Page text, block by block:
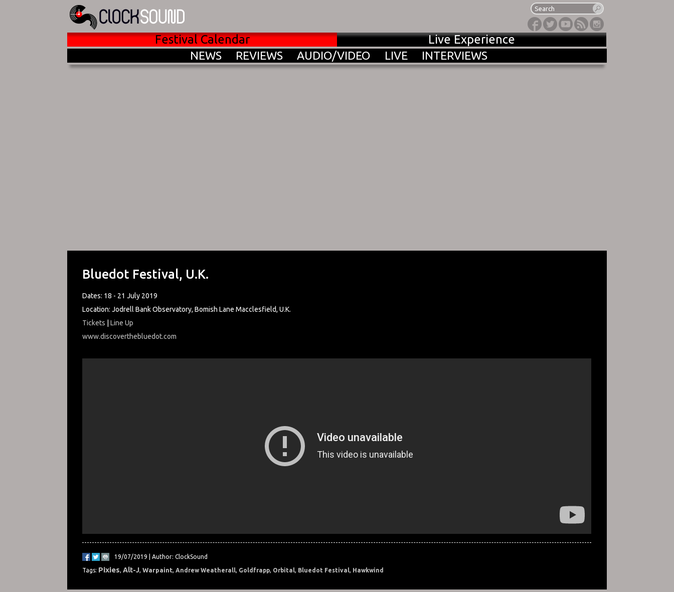
Festival Calendar Live Experience
NEWS REVIEWS AUDIO/VIDEO LIVE INTERVIEWS
Bluedot Festival, U.K.
Dates: 18 - 21 July 2019
Location: Jodrell Bank Observatory, Bomish Lane Macclesfield, U.K.
Tickets |Line Up
www.discoverthebluedot.com
19/07/2019 | Author: ClockSound
Tags: Pixies,Alt-J,Warpaint,Andrew Weatherall, Goldfrapp, Orbital, Bluedot Festival, Hawkwind